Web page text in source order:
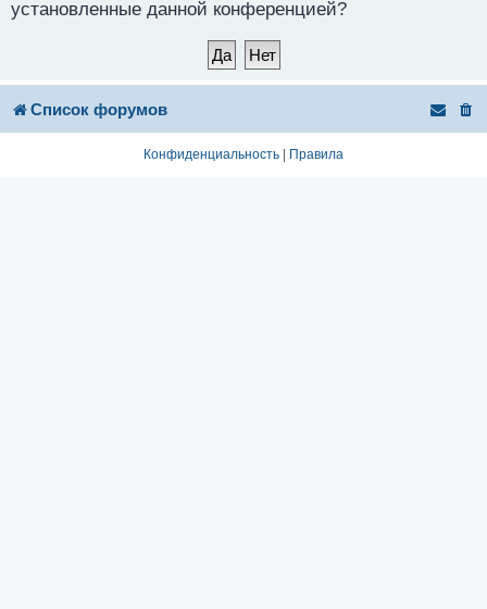
установленные данной конференцией?
Список форумов
Конфиденциальность | Правила